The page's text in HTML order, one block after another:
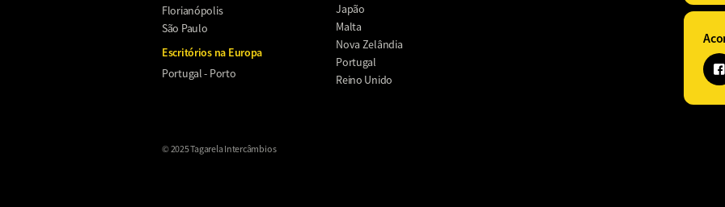
Florianópolis
São Paulo
Escritórios na Europa
Portugal - Porto
Japão
Malta
Nova Zelândia
Portugal
Reino Unido
© 2025 Tagarela Intercâmbios